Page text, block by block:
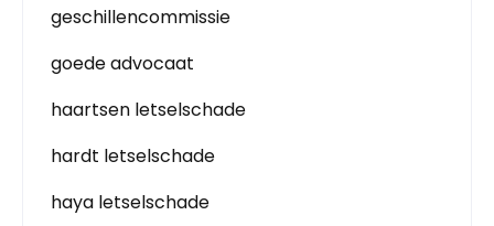
geschillencommissie
goede advocaat
haartsen letselschade
hardt letselschade
haya letselschade